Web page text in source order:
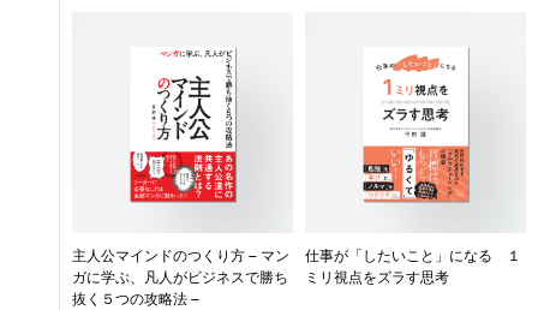
主人公マインドのつくり方 – マン
ガに学ぶ、凡人がビジネスで勝ち
抜く５つの攻略法 –
仕事が「したいこと」になる １
ミリ視点をズラす思考